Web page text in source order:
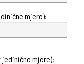
mjere):
jedinične mjere):